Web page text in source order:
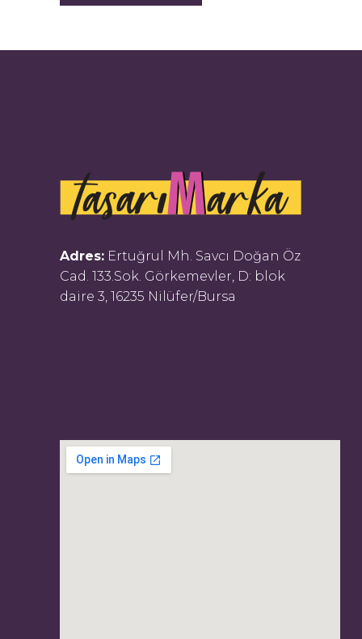
Adres: Ertuğrul Mh. Savcı Doğan Öz
Cad. 133.Sok. Görkemevler, D: blok
daire 3, 16235 Nilüfer/Bursa